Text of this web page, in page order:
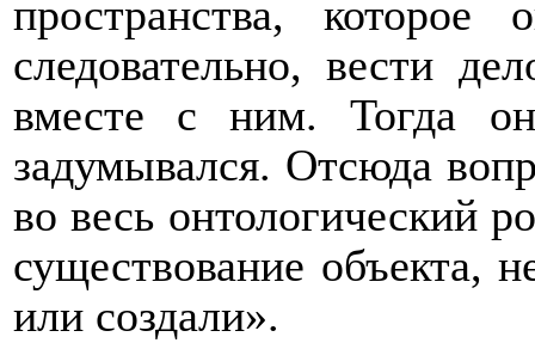
пространства,
следовательно, вести
вместе с ним. Тогда
задумывался. Отсюда
во весь онтологический
существование объекта,
или создали».